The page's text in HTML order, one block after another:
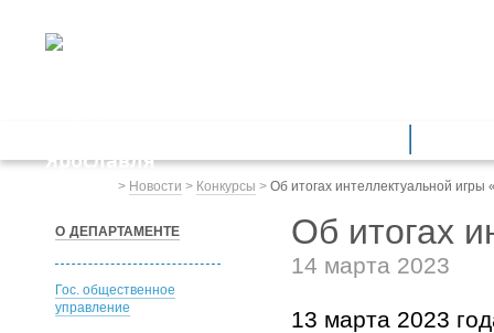
> Новости > Конкурсы > Об итогах интеллектуальной игры
Об итогах
14 марта 2023
13 марта 2023
О ДЕПАРТАМЕНТЕ
Гос. общественное
управление